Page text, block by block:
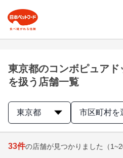
東京都のコンボピュア
を扱う店舗一覧
東京都 市区町村を
33件の店舗が見つかりました （